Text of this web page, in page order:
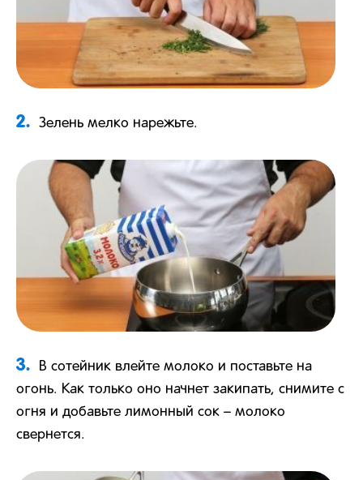
2. Зелень мелко нарежьте.
3.
В сотейник влейте молоко и поставьте на
огонь. Как только оно начнет закипать, снимите с
огня и добавьте лимонный сок – молоко
свернется.